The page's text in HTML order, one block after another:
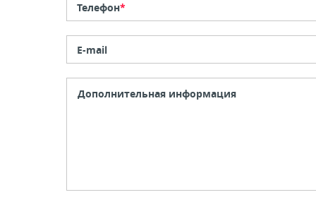
Телефон*
E-mail